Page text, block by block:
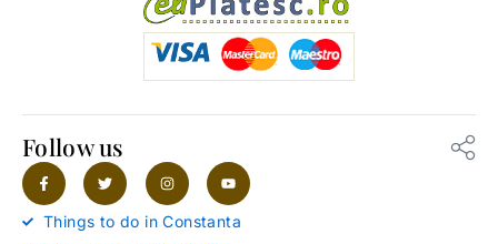
Follow us
F
a
c
e
b
T
w
t
t
I
n
s
t
a
Y
o
t
u
Things to do in Constanta